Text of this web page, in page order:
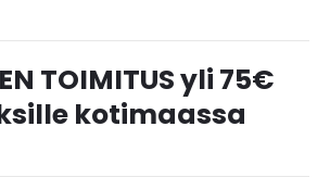
TOIMITUS yli 75€
kotimaassa